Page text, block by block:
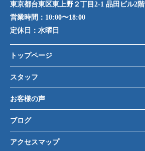
東京都台東区東上野２丁目2-1 品田ビル2階
営業時間： 10:00〜18:00
定休日： 水曜日
トップページ
スタッフ
お客様の声
ブログ
アクセスマップ